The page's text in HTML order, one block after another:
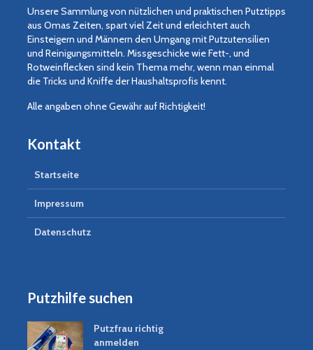
Unsere Sammlung von nützlichen und praktischen Putztipps
aus Omas Zeiten, spart viel Zeit und erleichtert auch
Einsteigern und Männern den Umgang mit Putzutensilien
und Reinigungsmitteln. Missgeschicke wie Fett-, und
Rotweinflecken sind kein Thema mehr, wenn man einmal
die Tricks und Kniffe der Haushaltsprofis kennt.
Alle angaben ohne Gewähr auf Richtigkeit!
Kontakt
Startseite
Impressum
Datenschutz
Putzhilfe suchen
Putzfrau richtig
anmelden